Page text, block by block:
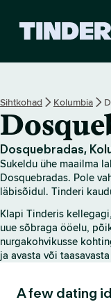
Sihtkohad Kolumbia
Dosquebradas,
Sukeldu ühe maailma
Dosquebradas. Pole
läbisõidul. Tinderi
Klapi Tinderis
uue sõbraga ööelu,
nurgakohvikusse
ja avasta või
A few dating